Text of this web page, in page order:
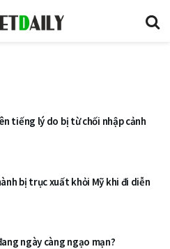
tiếng lý do bị từ chối nhập cảnh
bị trục xuất khỏi Mỹ khi đi diễn
ngày càng ngạo mạn?